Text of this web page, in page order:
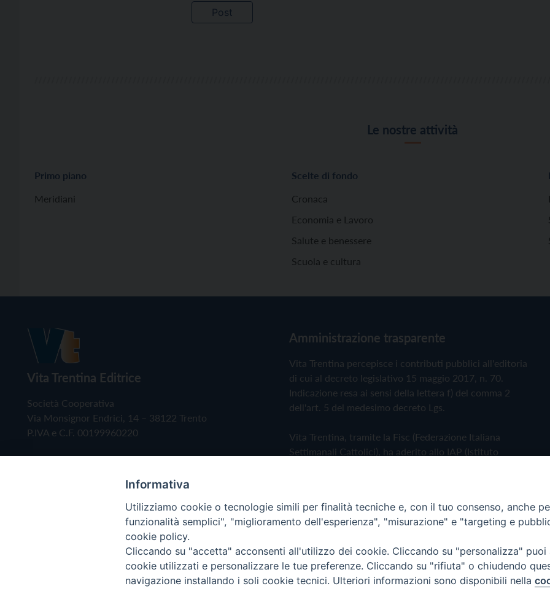
Le nostre attività
Primo piano
Meridiani
Scelte di fondo
Cronaca
Economia e Lavoro
Salute e benessere
Scuola e cultura
Vita Trentina Editrice
Società Cooperativa
Via Monsignor Endrici, 14 – 38122 Trento
P.IVA e C.F. 00199960220
Amministrazione trasparente
Vita Trentina percepisce i contributi pubblici all'editoria
di cui al decreto legislativo 15 maggio 2017, n. 70.
Indicazione resa ai sensi della lettera f) del comma 2
dell'art. 5 del medesimo decreto Lgs.
Vita Trentina, tramite la Fisc (Federazione Italiana
Settimanali Cattolici), ha aderito allo IAP (Istituto
Privacy Policy Cookie Policy
Copyright © 2019 - Tutti i diritti riservati - Vita Trentina Editrice
Informativa
Utilizziamo cookie o tecnologie simili per finalità tecniche e, con il tuo consenso, anche
funzionalità semplici", "miglioramento dell'esperienza", "misurazione" e "targeting e
cookie policy.
Cliccando su "accetta" acconsenti all'utilizzo dei cookie. Cliccando su "personalizza"
cookie utilizzati e personalizzare le tue preferenze. Cliccando su "rifiuta" o chiudendo
navigazione installando i soli cookie tecnici. Ulteriori informazioni sono disponibili nella